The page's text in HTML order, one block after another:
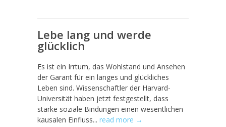
Lebe lang und werde
glücklich
Es ist ein Irrtum, das Wohlstand und Ansehen
der Garant für ein langes und glückliches
Leben sind. Wissenschaftler der Harvard-
Universität haben jetzt festgestellt, dass
starke soziale Bindungen einen wesentlichen
kausalen Einfluss... read more →